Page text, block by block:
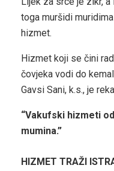
toga muršidi
hizmet.
Hizmet koji se čini
čovjeka vodi do
Gavsi Sani, k.s., je
“Vakufski hizmeti
mumina.”
HIZMET TRAŽI